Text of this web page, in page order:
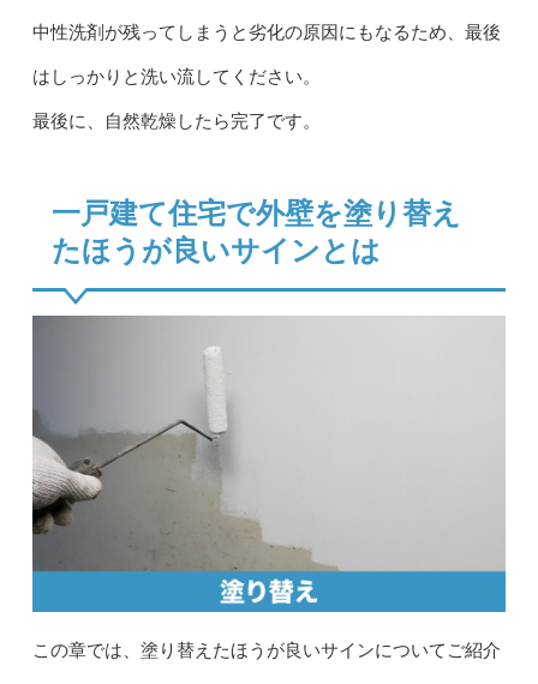
中性洗剤が残ってしまうと劣化の原因にもなるため、最後
はしっかりと洗い流してください。
最後に、自然乾燥したら完了です。
一戸建て住宅で外壁を塗り替え
たほうが良いサインとは
この章では、塗り替えたほうが良いサインについてご紹介